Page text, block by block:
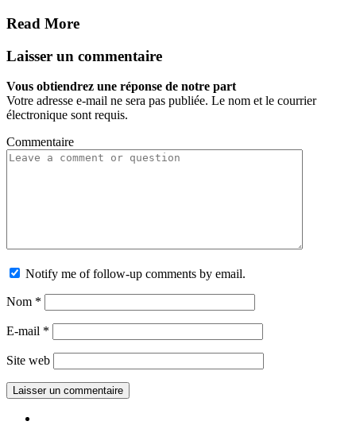
Read More
Laisser un commentaire
Vous obtiendrez une réponse de notre part
Votre adresse e-mail ne sera pas publiée. Le nom et le courrier
électronique sont requis.
Commentaire
Notify me of follow-up comments by email.
Nom *
E-mail *
Site web